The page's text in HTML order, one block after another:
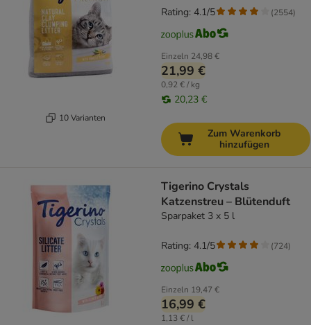
10 Varianten
Einzeln 24,98 €
21,99 €
0,92 € / kg
20,23 €
Rating: 4.1/5 (2554)
Zum Warenkorb
hinzufügen
Tigerino Crystals
Katzenstreu – Blütenduft
Sparpaket 3 x 5 l
Einzeln 19,47 €
16,99 €
1,13 € / l
Rating: 4.1/5 (724)